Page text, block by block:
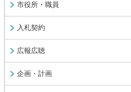
市役所・職員
入札契約
広報広聴
企画・計画